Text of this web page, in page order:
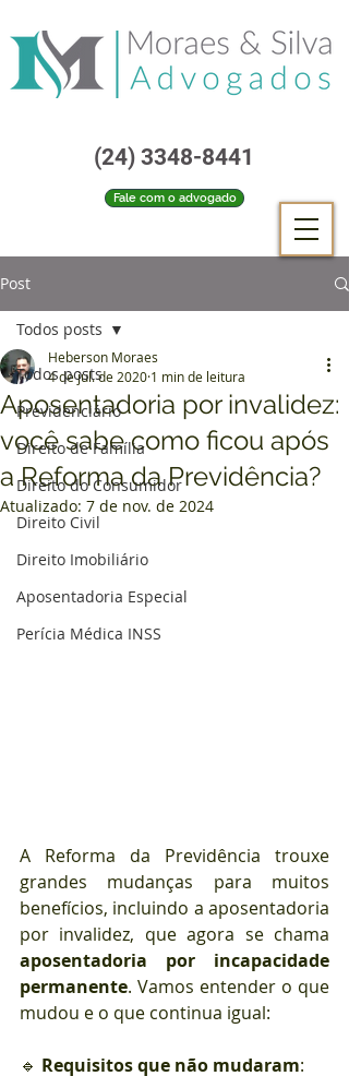
Fale com o advogado
(24) 3348-8441
Post
Todos posts
Previdenciário
Direito de Família
Direito do Consumidor
Direito Civil
Direito Imobiliário
Aposentadoria Especial
Perícia Médica INSS
Todos posts
Aposentadoria por invalidez:
você sabe como ficou após
a Reforma da Previdência?
Heberson Moraes
4 de jul. de 2020 1 min de leitura
Atualizado: 7 de nov. de 2024
A Reforma da Previdência trouxe
grandes mudanças para muitos
benefícios, incluindo a aposentadoria
aposentadoria por incapacidade
permanente. Vamos entender o que
mudou e o que continua igual:
🔹 Requisitos que não mudaram: